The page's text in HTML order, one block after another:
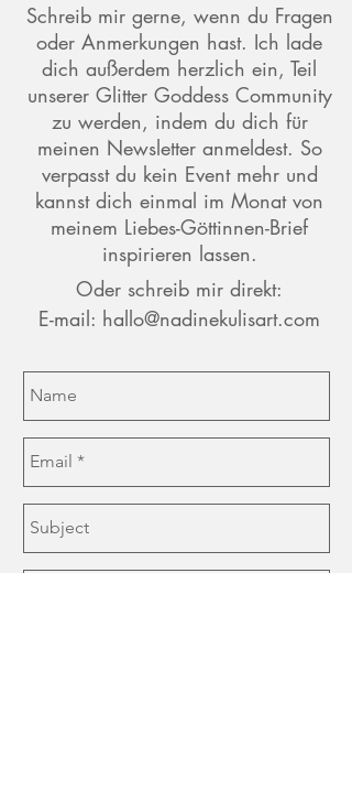
Schreib mir gerne, wenn du Fragen
oder Anmerkungen hast. Ich lade
dich außerdem herzlich ein, Teil
unserer Glitter Goddess Community
zu werden, indem du dich für
meinen Newsletter anmeldest. So
verpasst du kein Event mehr und
kannst dich einmal im Monat von
meinem Liebes-Göttinnen-Brief
inspirieren lassen.
​Oder schreib mir direkt:
E-mail: hallo@nadinekulisart.com